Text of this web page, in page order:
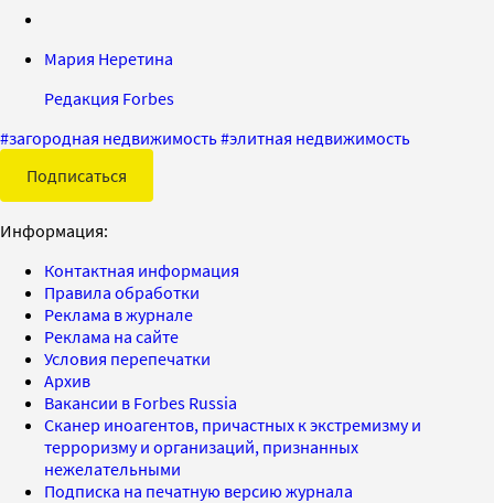
Мария Неретина
Редакция Forbes
#загородная недвижимость#элитная недвижимость
Подписаться
Информация:
Контактная информация
Правила обработки
Реклама в журнале
Реклама на сайте
Условия перепечатки
Архив
Вакансии в Forbes Russia
Сканер иноагентов, причастных к экстремизму и
терроризму и организаций, признанных
нежелательными
Подписка на печатную версию журнала